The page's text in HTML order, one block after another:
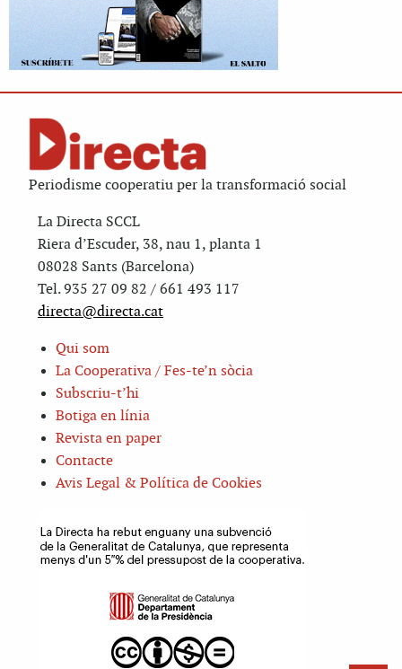
Periodisme cooperatiu per la transformació social
La Directa SCCL
Riera d’Escuder, 38, nau 1, planta 1
08028 Sants (Barcelona)
Tel. 935 27 09 82 / 661 493 117
directa@directa.cat
Qui som
La Cooperativa / Fes-te’n sòcia
Subscriu-t’hi
Botiga en línia
Revista en paper
Contacte
Avis Legal & Política de Cookies